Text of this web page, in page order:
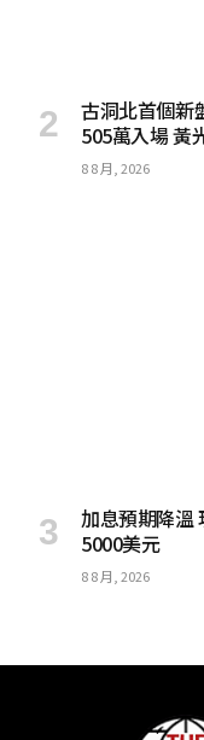
古洞北首個新
505萬入場 黃
8 8 月, 2026
加息預期降溫
5000美元
8 8 月, 2026